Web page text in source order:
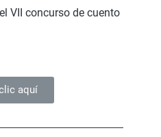
VII concurso de cuento
aquí